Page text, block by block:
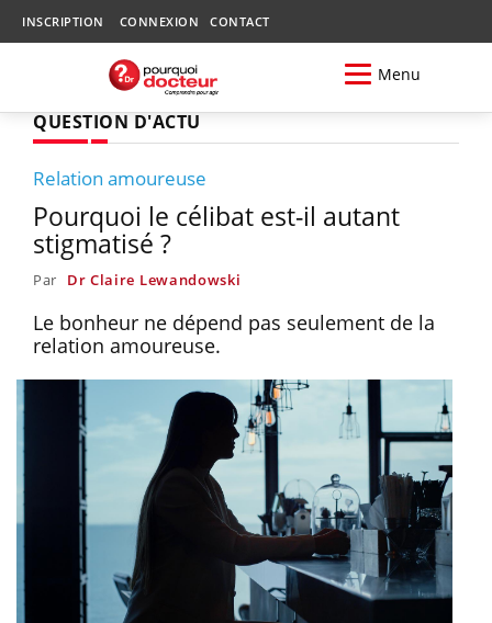
INSCRIPTION CONNEXION CONTACT
Menu
QUESTION D'ACTU
Relation amoureuse
Pourquoi le célibat est-il autant
stigmatisé ?
Par Dr Claire Lewandowski
Le bonheur ne dépend pas seulement de la
relation amoureuse.